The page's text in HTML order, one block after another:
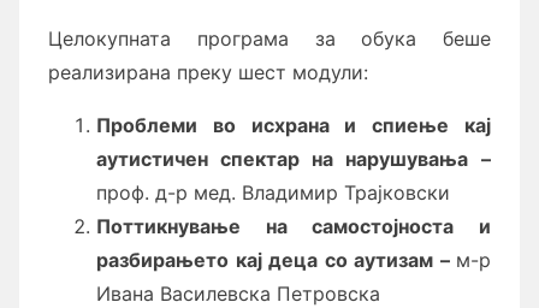
Целокупната програма за обука беше
реализирана преку шест модули:
Проблеми во исхрана и спиење кај
аутистичен спектар на нарушувања –
проф. д-р мед. Владимир Трајковски
Поттикнување на самостојноста и
разбирањето кај деца со аутизам – м-р
Ивана Василевска Петровска